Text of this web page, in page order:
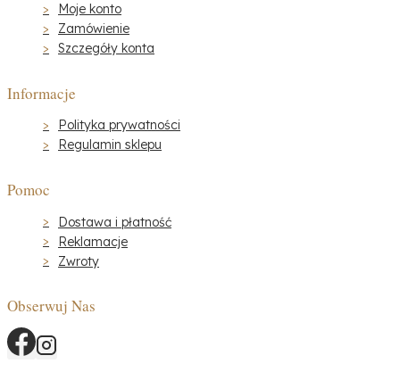
Moje konto
Zamówienie
Szczegóły konta
Informacje
Polityka prywatności
Regulamin sklepu
Pomoc
Dostawa i płatność
Reklamacje
Zwroty
Obserwuj Nas